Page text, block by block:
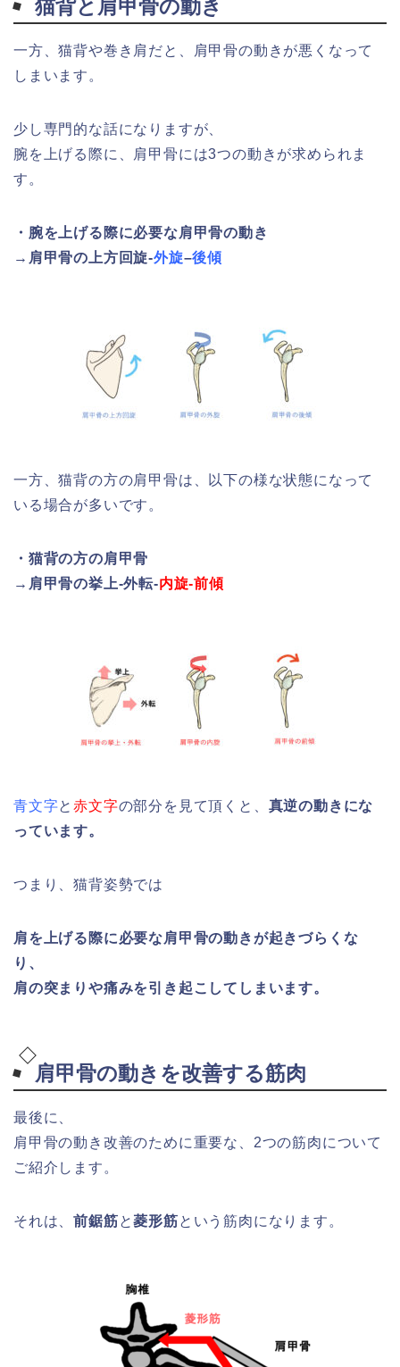
猫背と肩甲骨の動き
一方、猫背や巻き肩だと、肩甲骨の動きが悪くなって
しまいます。
少し専門的な話になりますが、
腕を上げる際に、肩甲骨には3つの動きが求められま
す。
・腕を上げる際に必要な肩甲骨の動き
→肩甲骨の上方回旋-外旋–後傾
一方、猫背の方の肩甲骨は、以下の様な状態になって
いる場合が多いです。
・猫背の方の肩甲骨
→肩甲骨の挙上-外転-内旋-前傾
青文字と赤文字の部分を見て頂くと、 真逆の動きにな
っています。
つまり、猫背姿勢では
肩を上げる際に必要な肩甲骨の動きが起きづらくな
り、
肩の突まりや痛みを引き起こしてしまいます。
肩甲骨の動きを改善する筋肉
最後に、
肩甲骨の動き改善のために重要な、2つの筋肉について
ご紹介します。
それは、前鋸筋と菱形筋という筋肉になります。